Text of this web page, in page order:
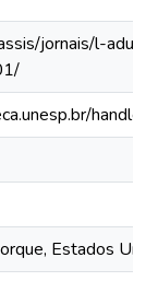
jornais/l-
Estados